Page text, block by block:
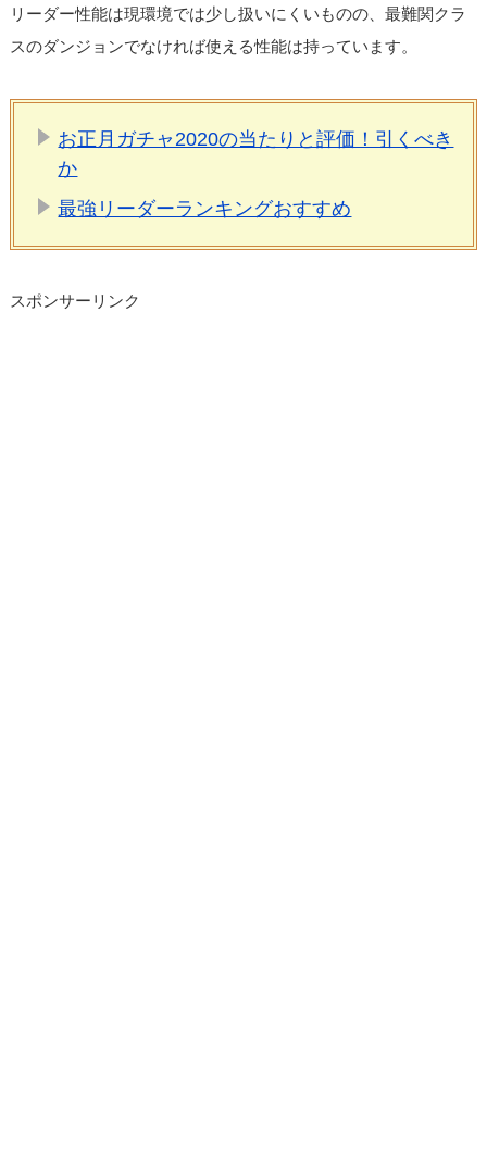
リーダー性能は現環境では少し扱いにくいものの、最難関クラ
スのダンジョンでなければ使える性能は持っています。
お正月ガチャ2020の当たりと評価！引くべき
か
最強リーダーランキングおすすめ
スポンサーリンク